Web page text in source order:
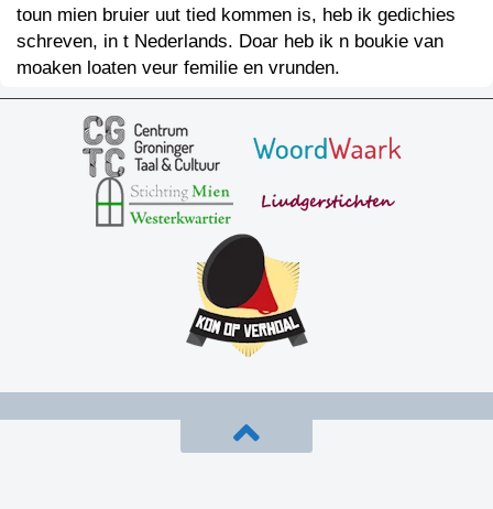
toun mien bruier uut tied kommen is, heb ik gedichies
schreven, in t Nederlands. Doar heb ik n boukie van
moaken loaten veur femilie en vrunden.